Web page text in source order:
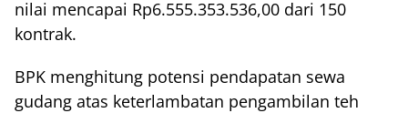
nilai mencapai Rp6.555.353.536,00 dari 150
kontrak.
BPK menghitung potensi pendapatan sewa
gudang atas keterlambatan pengambilan teh